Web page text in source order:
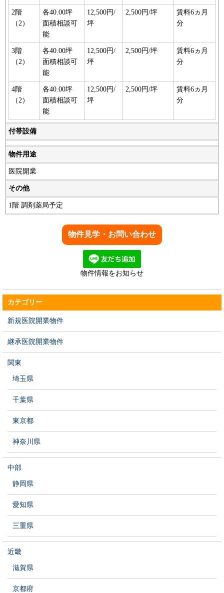
2階
（2）
各40.00坪
面積相談可
能
12,500円/
坪
2,500円/坪
賃料6ヵ月
分
3階
（2）
各40.00坪
面積相談可
能
12,500円/
坪
2,500円/坪
賃料6ヵ月
分
4階
（2）
各40.00坪
面積相談可
能
12,500円/
坪
2,500円/坪
賃料6ヵ月
分
付帯設備
物件用途
医院開業
その他
1階 調剤薬局予定
物件情報をお知らせ
カテゴリー
新規医院開業物件
継承医院開業物件
関東
埼玉県
千葉県
東京都
神奈川県
中部
静岡県
愛知県
三重県
近畿
滋賀県
京都府